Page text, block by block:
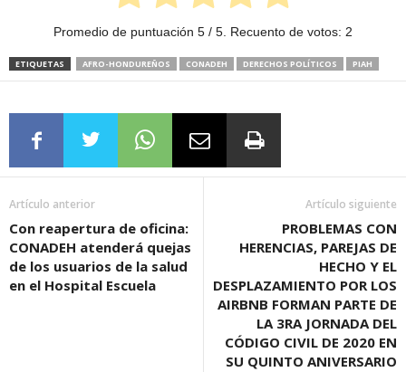
Promedio de puntuación 5 / 5. Recuento de votos: 2
ETIQUETAS AFRO-HONDUREÑOS CONADEH DERECHOS POLÍTICOS PIAH
Artículo anterior
Con reapertura de oficina:
CONADEH atenderá quejas
de los usuarios de la salud
en el Hospital Escuela
Artículo siguiente
PROBLEMAS CON
HERENCIAS, PAREJAS DE
HECHO Y EL
DESPLAZAMIENTO POR LOS
AIRBNB FORMAN PARTE DE
LA 3RA JORNADA DEL
CÓDIGO CIVIL DE 2020 EN
SU QUINTO ANIVERSARIO